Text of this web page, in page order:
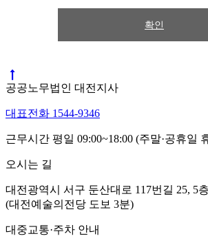
확인
공공노무법인 대전지사
대표전화 1544-9346
근무시간 평일 09:00~18:00 (주말·공휴일
오시는 길
대전광역시 서구 둔산대로 117번길 25, 5층
(대전예술의전당 도보 3분)
대중교통·주차 안내